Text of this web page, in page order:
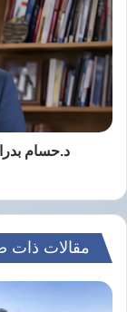
يكتب:
بين
الحرية
والخوف..
ومأزق
الديمقراطية
د.حسام
مقالات ذات